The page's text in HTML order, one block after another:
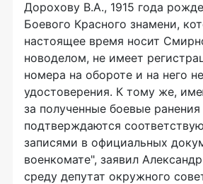
Дорохову В.А., 1915 года
Боевого Красного знамени,
настоящее время носит
новоделом, не имеет
номера на обороте и на него
удостоверения. К тому же,
за полученные боевые ранения
подтверждаются
записями в официальных
военкомате", заявил
среду депутат окружного